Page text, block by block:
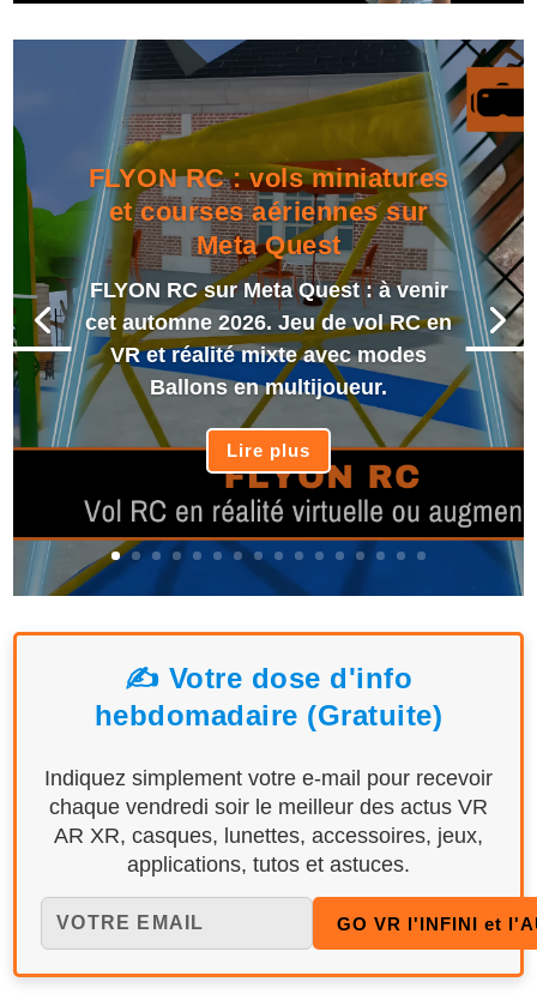
FLYON RC : vols miniatures
et courses aériennes sur
Meta Quest
FLYON RC sur Meta Quest : à venir
cet automne 2026. Jeu de vol RC en
VR et réalité mixte avec modes
Ballons en multijoueur.
Lire plus
✍️ Votre dose d'info
hebdomadaire (Gratuite)
Indiquez simplement votre e-mail pour recevoir
chaque vendredi soir le meilleur des actus VR
AR XR, casques, lunettes, accessoires, jeux,
applications, tutos et astuces.